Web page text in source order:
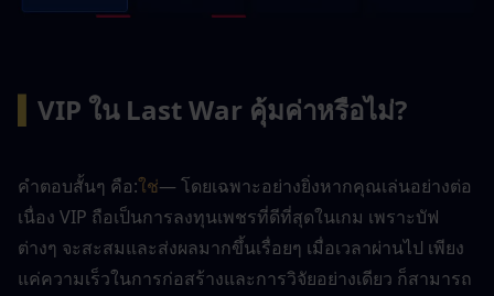
VIP ใน Last War คุ้มค่าหรือไม่?
คำตอบสั้นๆ คือ:ใช่— โดยเฉพาะอย่างยิ่งหากคุณเล่นอย่างต่อ
เนื่อง VIP ถือเป็นการลงทุนเพชรที่ดีที่สุดในเกม เพราะบัฟ
ต่างๆ จะสะสมและส่งผลมากขึ้นเรื่อยๆ เมื่อเวลาผ่านไป เพียง
แค่ความเร็วในการก่อสร้างและการวิจัยอย่างเดียว ก็สามารถ